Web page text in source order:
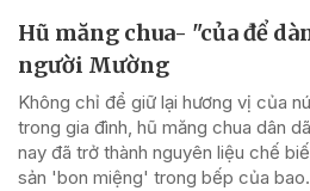
Hũ măng chua- "của để
người Mường
Không chỉ để giữ lại hương vị của
trong gia đình, hũ măng chua dân
nay đã trở thành nguyên liệu chế
sản 'bon miệng' trong bếp của